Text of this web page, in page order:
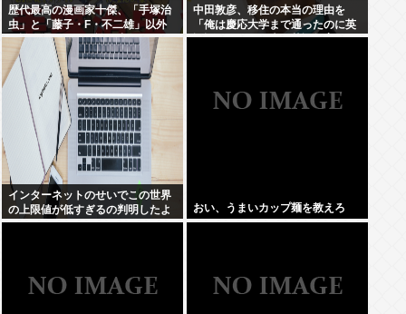
歴代最高の漫画家十傑、「手塚治
虫」と「藤子・F・不二雄」以外
に誰を選んでも異論が出るwww
中田敦彦、移住の本当の理由を
「俺は慶応大学まで通ったのに英
語話せない。日本の英語教育はお
インターネットのせいでこの世界
の上限値が低すぎるの判明したよ
な
おい、うまいカップ麺を教えろ